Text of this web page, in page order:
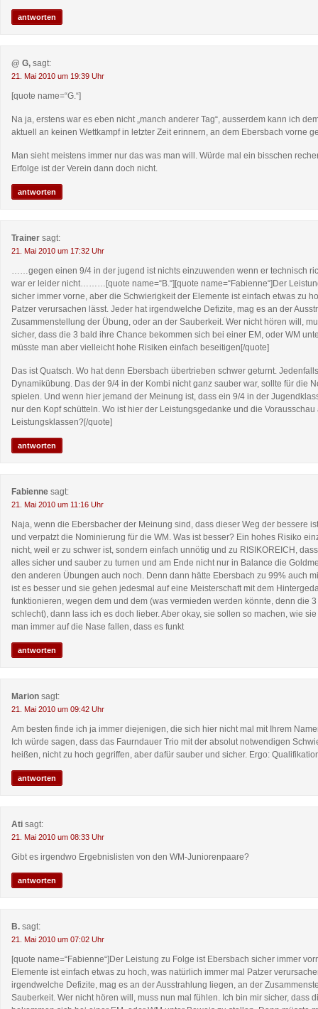
antworten
@ G, sagt:
21. Mai 2010 um 19:39 Uhr
[quote name=“G.“]
Na ja, erstens war es eben nicht „manch anderer Tag“, ausserdem kann ich
aktuell an keinen Wettkampf in letzter Zeit erinnern, an dem Ebersbach vorne
Man sieht meistens immer nur das was man will. Würde mal ein bisschen
Erfolge ist der Verein dann doch nicht.
antworten
Trainer sagt:
21. Mai 2010 um 17:32 Uhr
……gegen einen 9/4 in der jugend ist nichts einzuwenden wenn er technisch
war er leider nicht………[quote name=“B.“][quote name=“Fabienne“]Der
sicher immer vorne, aber die Schwierigkeit der Elemente ist einfach etwas zu
Patzer verursachen lässt. Jeder hat irgendwelche Defizite, mag es an der
Zusammenstellung der Übung, oder an der Sauberkeit. Wer nicht hören will,
sicher, dass die 3 bald ihre Chance bekommen sich bei einer EM, oder WM
müsste man aber vielleicht hohe Risiken einfach beseitigen[/quote]
Das ist Quatsch. Wo hat denn Ebersbach übertrieben schwer geturnt.
Dynamikübung. Das der 9/4 in der Kombi nicht ganz sauber war, sollte für die
spielen. Und wenn hier jemand der Meinung ist, dass ein 9/4 in der
nur den Kopf schütteln. Wo ist hier der Leistungsgedanke und die
Leistungsklassen?[/quote]
antworten
Fabienne sagt:
21. Mai 2010 um 11:16 Uhr
Naja, wenn die Ebersbacher der Meinung sind, dass dieser Weg der bessere
und verpatzt die Nominierung für die WM. Was ist besser? Ein hohes Risiko
nicht, weil er zu schwer ist, sondern einfach unnötig und zu RISIKOREICH,
alles sicher und sauber zu turnen und am Ende nicht nur in Balance die
den anderen Übungen auch noch. Denn dann hätte Ebersbach zu 99% auch
ist es besser und sie gehen jedesmal auf eine Meisterschaft mit dem
funktionieren, wegen dem und dem (was vermieden werden könnte, denn die
schlecht), dann lass ich es doch lieber. Aber okay, sie sollen so machen, wie
man immer auf die Nase fallen, dass es funkt
antworten
Marion sagt:
21. Mai 2010 um 09:42 Uhr
Am besten finde ich ja immer diejenigen, die sich hier nicht mal mit Ihrem
Ich würde sagen, dass das Faurndauer Trio mit der absolut notwendigen
heißen, nicht zu hoch gegriffen, aber dafür sauber und sicher. Ergo:
antworten
Ati sagt:
21. Mai 2010 um 08:33 Uhr
Gibt es irgendwo Ergebnislisten von den WM-Juniorenpaare?
antworten
B. sagt:
21. Mai 2010 um 07:02 Uhr
[quote name=“Fabienne“]Der Leistung zu Folge ist Ebersbach sicher immer
Elemente ist einfach etwas zu hoch, was natürlich immer mal Patzer
irgendwelche Defizite, mag es an der Ausstrahlung liegen, an der
Sauberkeit. Wer nicht hören will, muss nun mal fühlen. Ich bin mir sicher, dass